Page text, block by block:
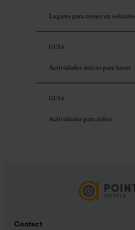
Lugares para comer en solitario
GUÍA
Actividades únicas para hacer
GUÍA
Actividades para niños
Contact